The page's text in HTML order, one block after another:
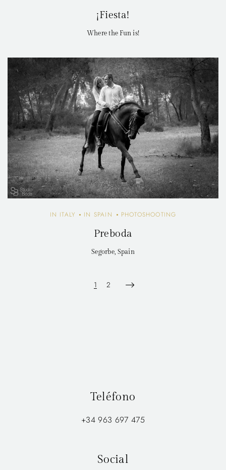
¡Fiesta!
Where the Fun is!
IN ITALY IN SPAIN PHOTOSHOOTING
Preboda
Segorbe, Spain
1 2
Teléfono
+34 963 697 475
Social